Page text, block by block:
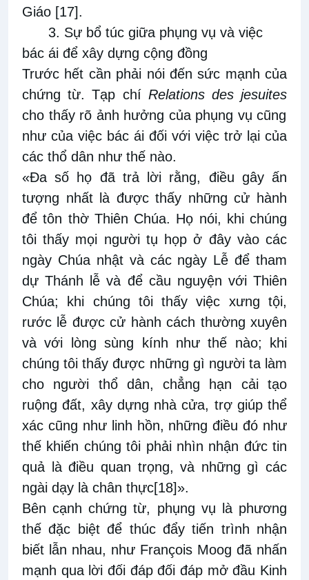
Giáo [17].
3. Sự bổ túc giữa phụng vụ và việc
bác ái để xây dựng cộng đồng
Trước hết cần phải nói đến sức mạnh của
chứng từ. Tạp chí Relations des jesuites
cho thấy rõ ảnh hưởng của phụng vụ cũng
như của việc bác ái đối với việc trở lại của
các thổ dân như thế nào.
«Đa số họ đã trả lời rằng, điều gây ấn
tượng nhất là được thấy những cử hành
để tôn thờ Thiên Chúa. Họ nói, khi chúng
tôi thấy mọi người tụ họp ở đây vào các
ngày Chúa nhật và các ngày Lễ để tham
dự Thánh lễ và để cầu nguyện với Thiên
Chúa; khi chúng tôi thấy việc xưng tội,
rước lễ được cử hành cách thường xuyên
và với lòng sùng kính như thế nào; khi
chúng tôi thấy được những gì người ta làm
cho người thổ dân, chẳng hạn cải tạo
ruộng đất, xây dựng nhà cửa, trợ giúp thể
xác cũng như linh hồn, những điều đó như
thế khiến chúng tôi phải nhìn nhận đức tin
quả là điều quan trọng, và những gì các
ngài dạy là chân thực[18]».
Bên cạnh chứng từ, phụng vụ là phương
thế đặc biệt để thúc đẩy tiến trình nhận
biết lẫn nhau, như François Moog đã nhấn
mạnh qua lời đối đáp đối đáp mở đầu Kinh